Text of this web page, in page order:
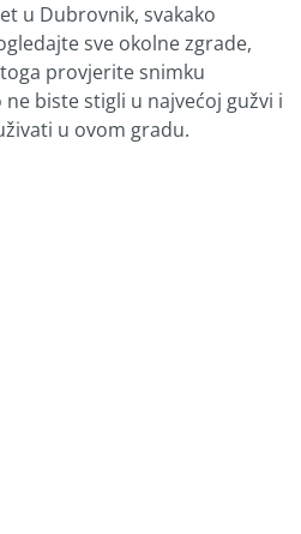
u Dubrovnik, svakako
sve okolne zgrade,
provjerite snimku
biste stigli u najvećoj gužvi i
u ovom gradu.